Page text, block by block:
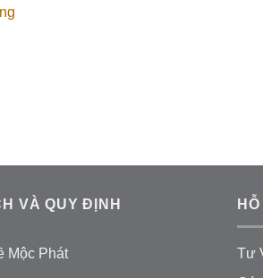
VÀ QUY ĐỊNH
Mộc Phát
Tư